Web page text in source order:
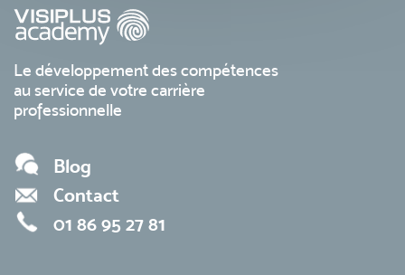
Le développement des compétences
au service de votre carrière
professionnelle
Blog
Contact
01 86 95 27 81